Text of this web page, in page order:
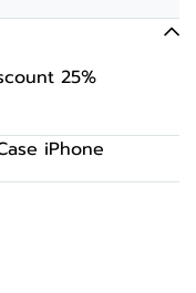
25%
iPhone